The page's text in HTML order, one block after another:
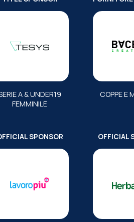
A & UNDER19
FEMMINILE
COPPE E
SPONSOR OFFICIAL